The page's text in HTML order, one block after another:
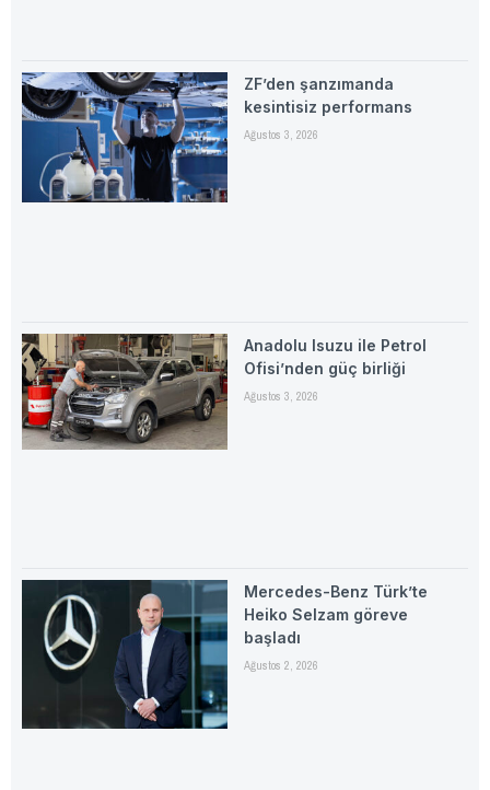
ZF’den şanzımanda
kesintisiz performans
Ağustos 3, 2026
Anadolu Isuzu ile Petrol
Ofisi’nden güç birliği
Ağustos 3, 2026
Mercedes-Benz Türk’te
Heiko Selzam göreve
başladı
Ağustos 2, 2026